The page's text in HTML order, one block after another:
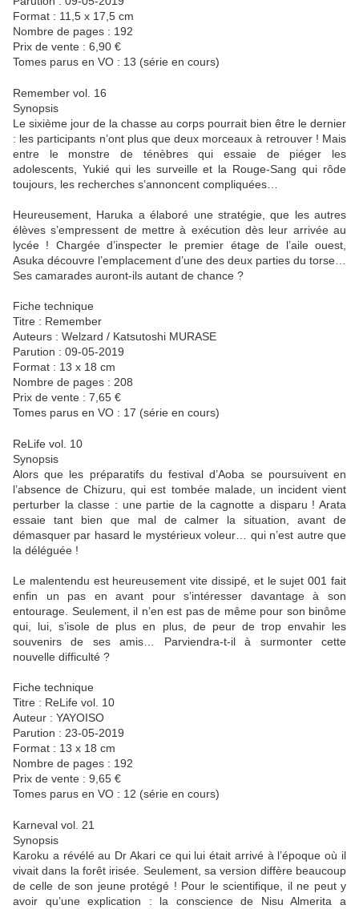
Format : 11,5 x 17,5 cm
Nombre de pages : 192
Prix de vente : 6,90 €
Tomes parus en VO : 13 (série en cours)
Remember vol. 16
Synopsis
Le sixième jour de la chasse au corps pourrait bien être le dernier
: les participants n’ont plus que deux morceaux à retrouver ! Mais
entre le monstre de ténèbres qui essaie de piéger les
adolescents, Yukié qui les surveille et la Rouge-Sang qui rôde
toujours, les recherches s’annoncent compliquées…
Heureusement, Haruka a élaboré une stratégie, que les autres
élèves s’empressent de mettre à exécution dès leur arrivée au
lycée ! Chargée d’inspecter le premier étage de l’aile ouest,
Asuka découvre l’emplacement d’une des deux parties du torse…
Ses camarades auront-ils autant de chance ?
Fiche technique
Titre : Remember
Auteurs : Welzard / Katsutoshi MURASE
Parution : 09-05-2019
Format : 13 x 18 cm
Nombre de pages : 208
Prix de vente : 7,65 €
Tomes parus en VO : 17 (série en cours)
ReLife vol. 10
Synopsis
Alors que les préparatifs du festival d’Aoba se poursuivent en
l’absence de Chizuru, qui est tombée malade, un incident vient
perturber la classe : une partie de la cagnotte a disparu ! Arata
essaie tant bien que mal de calmer la situation, avant de
démasquer par hasard le mystérieux voleur… qui n’est autre que
la déléguée !
Le malentendu est heureusement vite dissipé, et le sujet 001 fait
enfin un pas en avant pour s’intéresser davantage à son
entourage. Seulement, il n’en est pas de même pour son binôme
qui, lui, s’isole de plus en plus, de peur de trop envahir les
souvenirs de ses amis… Parviendra-t-il à surmonter cette
nouvelle difficulté ?
Fiche technique
Titre : ReLife vol. 10
Auteur : YAYOISO
Parution : 23-05-2019
Format : 13 x 18 cm
Nombre de pages : 192
Prix de vente : 9,65 €
Tomes parus en VO : 12 (série en cours)
Karneval vol. 21
Synopsis
Karoku a révélé au Dr Akari ce qui lui était arrivé à l’époque où il
vivait dans la forêt irisée. Seulement, sa version diffère beaucoup
de celle de son jeune protégé ! Pour le scientifique, il ne peut y
avoir qu’une explication : la conscience de Nisu Almerita a